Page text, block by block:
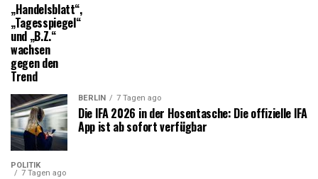
„Handelsblatt“,
„Tagesspiegel“
und „B.Z.“
wachsen
gegen den
Trend
BERLIN 7 Tagen ago
Die IFA 2026 in der Hosentasche: Die offizielle IFA
App ist ab sofort verfügbar
POLITIK
7 Tagen ago